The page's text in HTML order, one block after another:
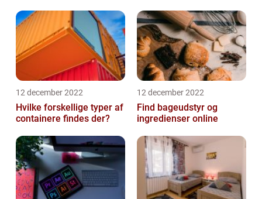
12 december 2022
Hvilke forskellige typer af
containere findes der?
12 december 2022
Find bageudstyr og
ingredienser online